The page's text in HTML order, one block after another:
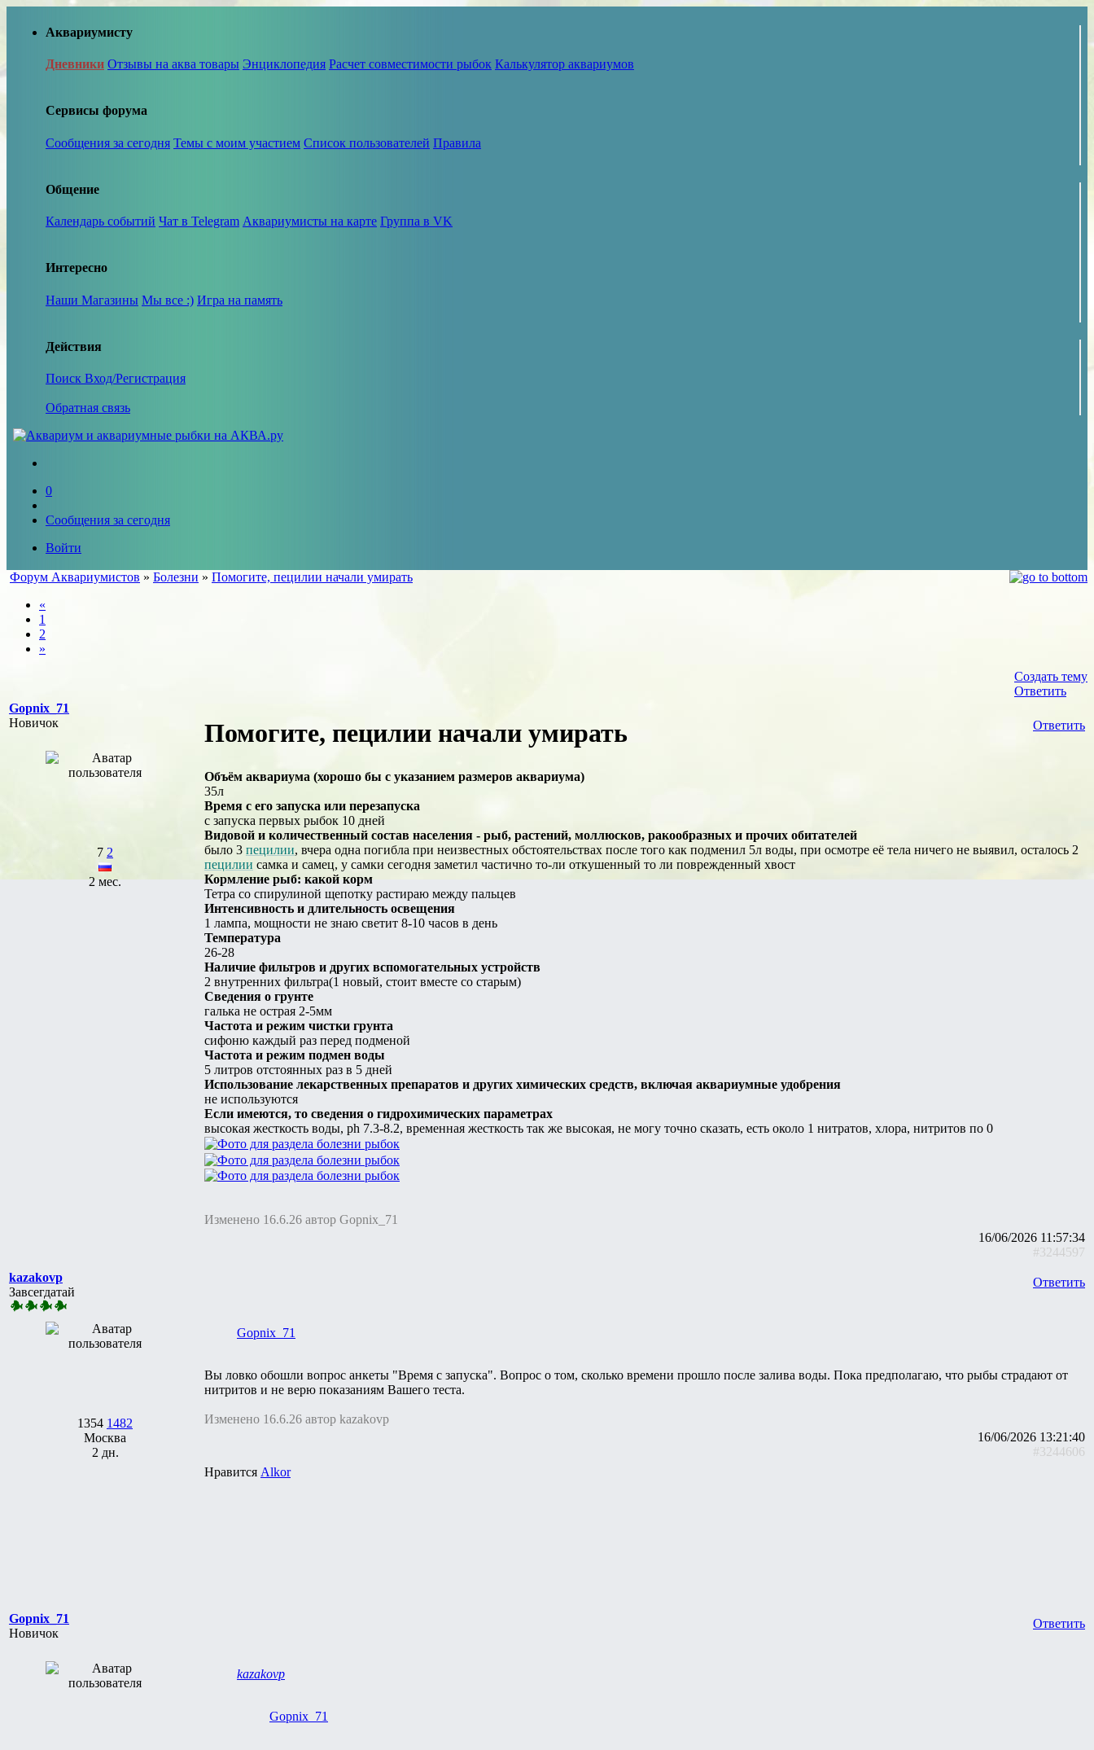
Аквариумисту
Дневники Отзывы на аква товары Энциклопедия Расчет совместимости рыбок Калькулятор аквариумов
Сервисы форума
Сообщения за сегодня Темы с моим участием Список пользователей Правила
Общение
Календарь событий Чат в Telegram Аквариумисты на карте Группа в VK
Интересно
Наши Магазины Мы все :) Игра на память
Действия
Поиск Вход/Регистрация
Обратная связь
0
Сообщения за сегодня
Войти
Форум Аквариумистов » Болезни » Помогите, пецилии начали умирать
«
1
2
»
Создать тему
Ответить
Gopnix_71
Новичок
7 2
2 мес.
Ответить
Помогите, пецилии начали умирать
Объём аквариума (хорошо бы с указанием размеров аквариума)
35л
Время с его запуска или перезапуска
с запуска первых рыбок 10 дней
Видовой и количественный состав населения - рыб, растений, моллюсков, ракообразных и прочих обитателей
было 3 пецилии, вчера одна погибла при неизвестных обстоятельствах после того как подменил 5л воды, при осмотре её тела ничего не выявил, осталось 2
пецилии самка и самец, у самки сегодня заметил частично то-ли откушенный то ли поврежденный хвост
Кормление рыб: какой корм
Тетра со спирулиной щепотку растираю между пальцев
Интенсивность и длительность освещения
1 лампа, мощности не знаю светит 8-10 часов в день
Температура
26-28
Наличие фильтров и других вспомогательных устройств
2 внутренних фильтра(1 новый, стоит вместе со старым)
Сведения о грунте
галька не острая 2-5мм
Частота и режим чистки грунта
сифоню каждый раз перед подменой
Частота и режим подмен воды
5 литров отстоянных раз в 5 дней
Использование лекарственных препаратов и других химических средств, включая аквариумные удобрения
не используются
Если имеются, то сведения о гидрохимических параметрах
высокая жесткость воды, ph 7.3-8.2, временная жесткость так же высокая, не могу точно сказать, есть около 1 нитратов, хлора, нитритов по 0
Изменено 16.6.26 автор Gopnix_71
16/06/2026 11:57:34
#3244597
kazakovp
Завсегдатай
1354 1482
Москва
2 дн.
Ответить
Gopnix_71
Вы ловко обошли вопрос анкеты "Время с запуска". Вопрос о том, сколько времени прошло после залива воды. Пока предполагаю, что рыбы страдают от
нитритов и не верю показаниям Вашего теста.
Изменено 16.6.26 автор kazakovp
16/06/2026 13:21:40
#3244606
Нравится Alkor
Gopnix_71
Новичок
Ответить
kazakovp
Gopnix_71